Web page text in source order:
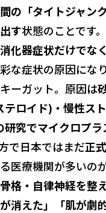
の「タイトジャン
す状態のことです
消化器症状だけでな
な症状の原因にな
ーガット。原因は
ロイド)・慢性ス
究でマイクロプ
で日本ではまだ正
医療機関が多いの
格・自律神経を整
消えた」「肌が